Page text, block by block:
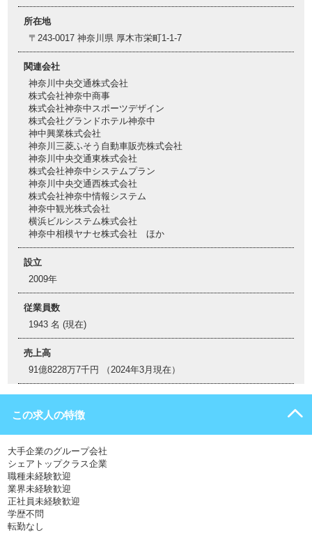
所在地
〒243-0017 神奈川県 厚木市栄町1-1-7
関連会社
神奈川中央交通株式会社
株式会社神奈中商事
株式会社神奈中スポーツデザイン
株式会社グランドホテル神奈中
神中興業株式会社
神奈川三菱ふそう自動車販売株式会社
神奈川中央交通東株式会社
株式会社神奈中システムプラン
神奈川中央交通西株式会社
株式会社神奈中情報システム
神奈中観光株式会社
横浜ビルシステム株式会社
神奈中相模ヤナセ株式会社 ほか
設立
2009年
従業員数
1943 名 (現在)
売上高
91億8228万7千円 （2024年3月現在）
この求人の特徴
大手企業のグループ会社
シェアトップクラス企業
職種未経験歓迎
業界未経験歓迎
正社員未経験歓迎
学歴不問
転勤なし